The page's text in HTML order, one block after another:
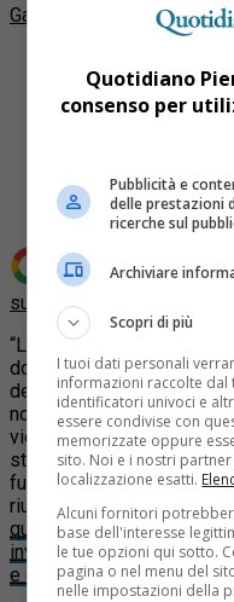
Gaetano Veninata
Aggiungi
su Google
“La manifestazione di
dovrebbero svolgersi
democratico e pacifico.
nostri appelli siano stati
violento ed illegale e che i
stati tenuti alla larga”.
furbizia il Partito
riuscita della
qualche giorno prima
invitasse i propri militanti
e dai “violenti”.
Quotidiano
consenso per
Pubblicità e
delle prestazioni
ricerche sul
Archiviare
Scopri di più
I tuoi dati personali
informazioni raccolte
identificatori univoci e
essere condivise con
memorizzate oppure
sito. Noi e i nostri
localizzazione esatti.
Alcuni fornitori
base dell'interesse
le tue opzioni qui sotto.
pagina o nel menu del
nelle impostazioni della